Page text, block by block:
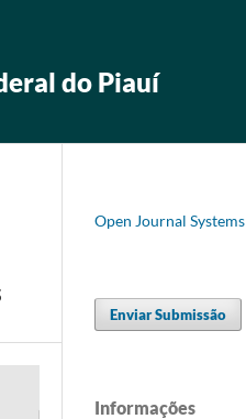
do Piauí
Open Journal Systems
Enviar Submissão
Informações